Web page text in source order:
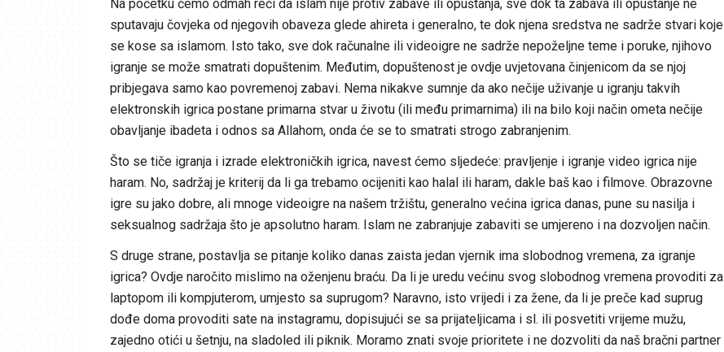
Na početku ćemo odmah reći da islam nije protiv zabave ili opuštanja, sve dok ta zabava ili opuštanje ne
sputavaju čovjeka od njegovih obaveza glede ahireta i generalno, te dok njena sredstva ne sadrže stvari koje
se kose sa islamom. Isto tako, sve dok računalne ili videoigre ne sadrže nepoželjne teme i poruke, njihovo
igranje se može smatrati dopuštenim. Međutim, dopuštenost je ovdje uvjetovana činjenicom da se njoj
pribjegava samo kao povremenoj zabavi. Nema nikakve sumnje da ako nečije uživanje u igranju takvih
elektronskih igrica postane primarna stvar u životu (ili među primarnima) ili na bilo koji način ometa nečije
obavljanje ibadeta i odnos sa Allahom, onda će se to smatrati strogo zabranjenim.
Što se tiče igranja i izrade elektroničkih igrica, navest ćemo sljedeće: pravljenje i igranje video igrica nije
haram. No, sadržaj je kriterij da li ga trebamo ocijeniti kao halal ili haram, dakle baš kao i filmove. Obrazovne
igre su jako dobre, ali mnoge videoigre na našem tržištu, generalno većina igrica danas, pune su nasilja i
seksualnog sadržaja što je apsolutno haram. Islam ne zabranjuje zabaviti se umjereno i na dozvoljen način.
S druge strane, postavlja se pitanje koliko danas zaista jedan vjernik ima slobodnog vremena, za igranje
igrica? Ovdje naročito mislimo na oženjenu braću. Da li je uredu većinu svog slobodnog vremena provoditi za
laptopom ili kompjuterom, umjesto sa suprugom? Naravno, isto vrijedi i za žene, da li je preče kad suprug
dođe doma provoditi sate na instagramu, dopisujući se sa prijateljicama i sl. ili posvetiti vrijeme mužu,
zajedno otići u šetnju, na sladoled ili piknik. Moramo znati svoje prioritete i ne dozvoliti da naš bračni partner